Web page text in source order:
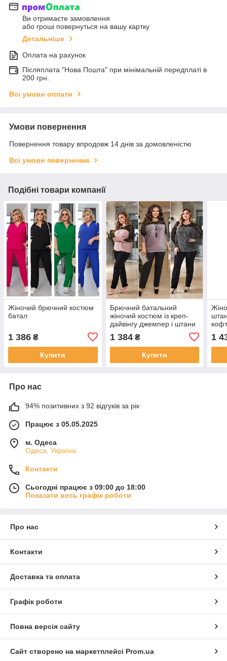
Ви отримаєте замовлення
або гроші повернуться на вашу картку
Детальніше
Оплата на рахунок
Післяплата "Нова Пошта" при мінімальній передплаті в
200 грн.
Всі умови оплати
Умови повернення
Повернення товару впродовж 14 днів за домовленістю
Всі умови повернення
Подібні товари компанії
Жіночий брючний костюм
батал
1 386 ₴
Купити
Брючний батальний
жіночий костюм із креп-
дайвінгу джемпер і штани
1 384₴
Купити
1
Про нас
94% позитивних з 92 відгуків за рік
Працює з 05.05.2025
м. Одеса
Одеса, Україна
Контакти
Сьогодні працює з 09:00 до 18:00
Показати весь графік роботи
Про нас
Контакти
Доставка та оплата
Графік роботи
Повна версія сайту
Сайт створено на маркетплейсі Prom.ua